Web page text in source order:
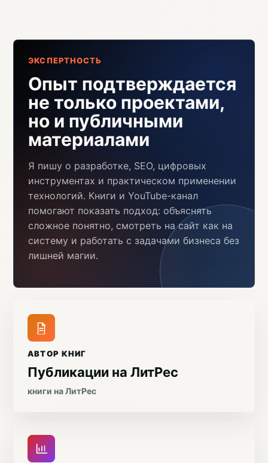
ЭКСПЕРТНОСТЬ
Опыт подтверждается
не только проектами,
но и публичными
материалами
Я пишу о разработке, SEO, цифровых
инструментах и практическом применении
технологий. Книги и YouTube-канал
помогают показать подход: объяснять
сложное понятно, смотреть на сайт как на
систему и работать с задачами бизнеса без
лишней магии.
АВТОР КНИГ
Публикации на ЛитРес
книги на ЛитРес